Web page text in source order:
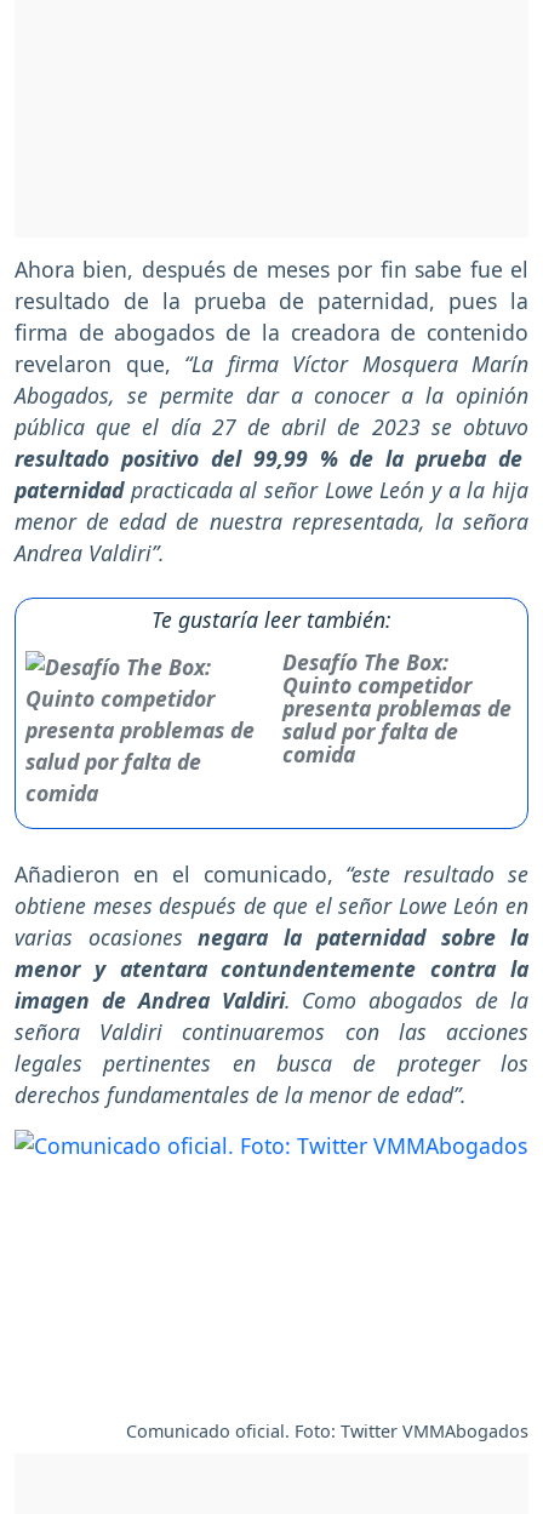
Ahora bien, después de meses por fin sabe fue el
resultado de la prueba de paternidad, pues la
firma de abogados de la creadora de contenido
revelaron que, “La firma Víctor Mosquera Marín
Abogados, se permite dar a conocer a la opinión
pública que el día 27 de abril de 2023 se obtuvo
resultado positivo del 99,99 % de la prueba de
paternidad practicada al señor Lowe León y a la hija
menor de edad de nuestra representada, la señora
Andrea Valdiri”.
Te gustaría leer también:
Desafío The Box:
Quinto competidor
presenta problemas de
salud por falta de
comida
Añadieron en el comunicado, “este resultado se
obtiene meses después de que el señor Lowe León en
varias ocasiones negara la paternidad sobre la
menor y atentara contundentemente contra la
imagen de Andrea Valdiri. Como abogados de la
señora Valdiri continuaremos con las acciones
legales pertinentes en busca de proteger los
derechos fundamentales de la menor de edad”.
Comunicado oficial. Foto: Twitter VMMAbogados